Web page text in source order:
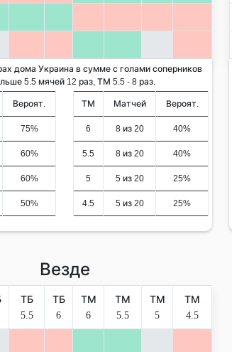
дома Украина в сумме с голами соперников
5.5 мячей 12 раз, ТМ 5.5 - 8 раз.
Вероят.
75%
60%
60%
50%
ТМ Матчей Вероят.
6 8 из 20 40%
5.5 8 из 20 40%
5 5 из 20 25%
4.5 5 из 20 25%
Везде
ТБ
5.5
ТБ
6
ТМ
6
ТМ
5.5
ТМ
5
ТМ
4.5